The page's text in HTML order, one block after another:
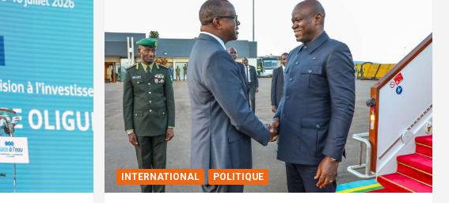
INTERNATIONAL POLITIQUE